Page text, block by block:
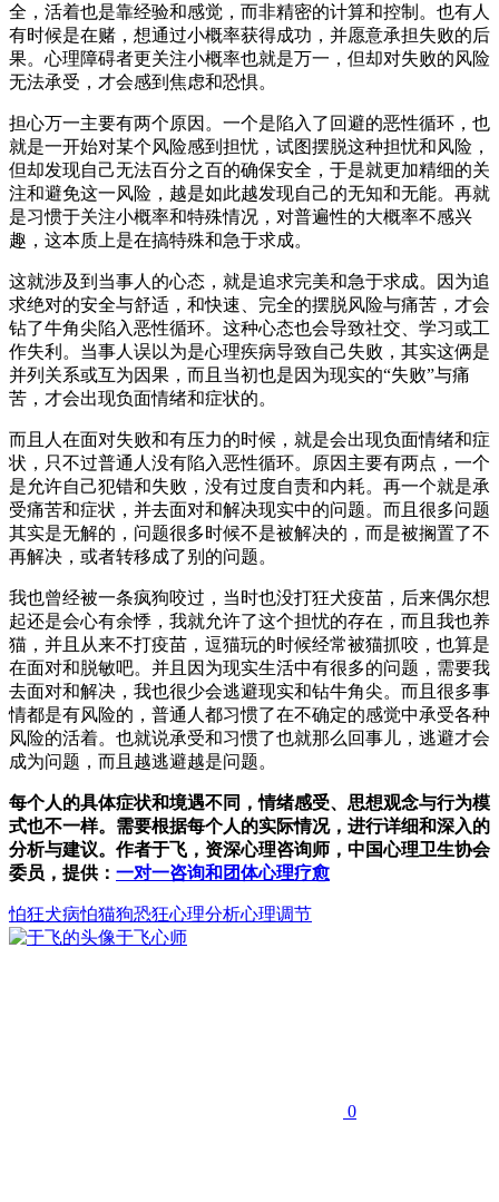
全，活着也是靠经验和感觉，而非精密的计算和控制。也有人
有时候是在赌，想通过小概率获得成功，并愿意承担失败的后
果。心理障碍者更关注小概率也就是万一，但却对失败的风险
无法承受，才会感到焦虑和恐惧。
担心万一主要有两个原因。一个是陷入了回避的恶性循环，也
就是一开始对某个风险感到担忧，试图摆脱这种担忧和风险，
但却发现自己无法百分之百的确保安全，于是就更加精细的关
注和避免这一风险，越是如此越发现自己的无知和无能。再就
是习惯于关注小概率和特殊情况，对普遍性的大概率不感兴
趣，这本质上是在搞特殊和急于求成。
这就涉及到当事人的心态，就是追求完美和急于求成。因为追
求绝对的安全与舒适，和快速、完全的摆脱风险与痛苦，才会
钻了牛角尖陷入恶性循环。这种心态也会导致社交、学习或工
作失利。当事人误以为是心理疾病导致自己失败，其实这俩是
并列关系或互为因果，而且当初也是因为现实的“失败”与痛
苦，才会出现负面情绪和症状的。
而且人在面对失败和有压力的时候，就是会出现负面情绪和症
状，只不过普通人没有陷入恶性循环。原因主要有两点，一个
是允许自己犯错和失败，没有过度自责和内耗。再一个就是承
受痛苦和症状，并去面对和解决现实中的问题。而且很多问题
其实是无解的，问题很多时候不是被解决的，而是被搁置了不
再解决，或者转移成了别的问题。
我也曾经被一条疯狗咬过，当时也没打狂犬疫苗，后来偶尔想
起还是会心有余悸，我就允许了这个担忧的存在，而且我也养
猫，并且从来不打疫苗，逗猫玩的时候经常被猫抓咬，也算是
在面对和脱敏吧。并且因为现实生活中有很多的问题，需要我
去面对和解决，我也很少会逃避现实和钻牛角尖。而且很多事
情都是有风险的，普通人都习惯了在不确定的感觉中承受各种
风险的活着。也就说承受和习惯了也就那么回事儿，逃避才会
成为问题，而且越逃避越是问题。
每个人的具体症状和境遇不同，情绪感受、思想观念与行为模
式也不一样。需要根据每个人的实际情况，进行详细和深入的
分析与建议。作者于飞，资深心理咨询师，中国心理卫生协会
委员，提供： 一对一咨询和团体心理疗愈
怕狂犬病怕猫狗恐狂心理分析心理调节
于飞心师
0